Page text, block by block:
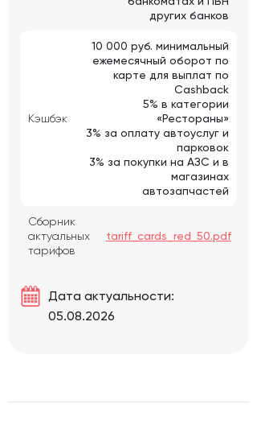
других банков
Кэшбэк
10 000 руб. минимальный
ежемесячный оборот по
карте для выплат по
Cashback
5% в категории
«Рестораны»
3% за оплату автоуслуг и
парковок
3% за покупки на АЗС и в
магазинах
автозапчастей
Сборник
актуальных
тарифов
tariff_cards_red_50.pdf
Дата актуальности:
05.08.2026